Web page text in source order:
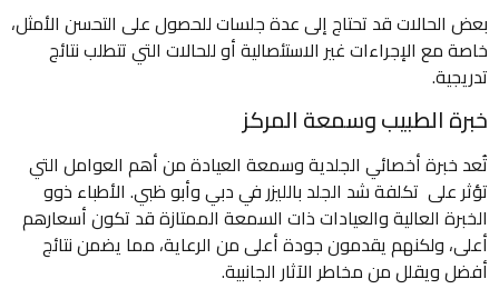
بعض الحالات قد تحتاج إلى عدة جلسات للحصول على التحسن الأمثل،
خاصة مع الإجراءات غير الاستئصالية أو للحالات التي تتطلب نتائج
تدريجية.
خبرة الطبيب وسمعة المركز
تُعد خبرة أخصائي الجلدية وسمعة العيادة من أهم العوامل التي
تؤثر على تكلفة شد الجلد بالليزر في دبي وأبو ظبي. الأطباء ذوو
الخبرة العالية والعيادات ذات السمعة الممتازة قد تكون أسعارهم
أعلى، ولكنهم يقدمون جودة أعلى من الرعاية، مما يضمن نتائج
أفضل ويقلل من مخاطر الآثار الجانبية.